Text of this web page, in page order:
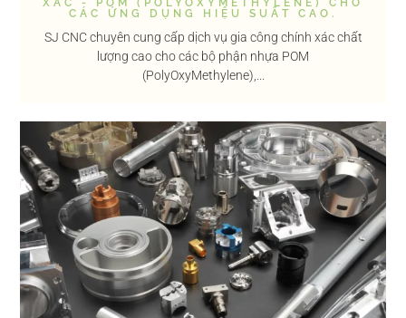
CÁC ỨNG DỤNG HIỆU SUẤT CAO.
SJ CNC chuyên cung cấp dịch vụ gia công chính xác chất
lượng cao cho các bộ phận nhựa POM
(PolyOxyMethylene),...